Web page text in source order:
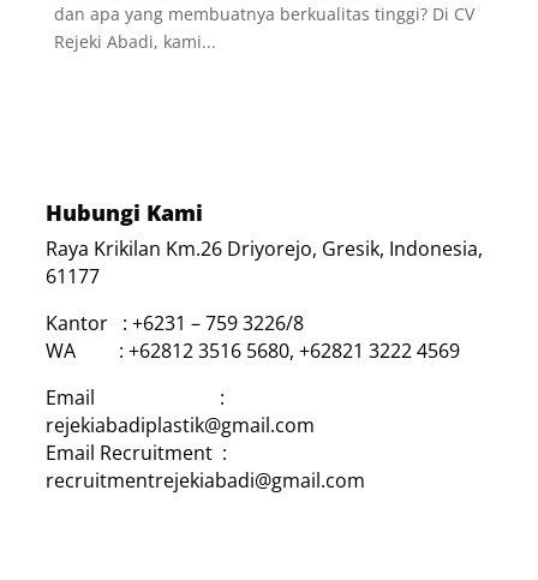
dan apa yang membuatnya berkualitas tinggi? Di CV
Rejeki Abadi, kami...
Hubungi Kami
Raya Krikilan Km.26 Driyorejo, Gresik, Indonesia,
61177
Kantor : +6231 – 759 3226/8
WA : +62812 3516 5680, +62821 3222 4569
Email :
rejekiabadiplastik@gmail.com
Email Recruitment :
recruitmentrejekiabadi@gmail.com